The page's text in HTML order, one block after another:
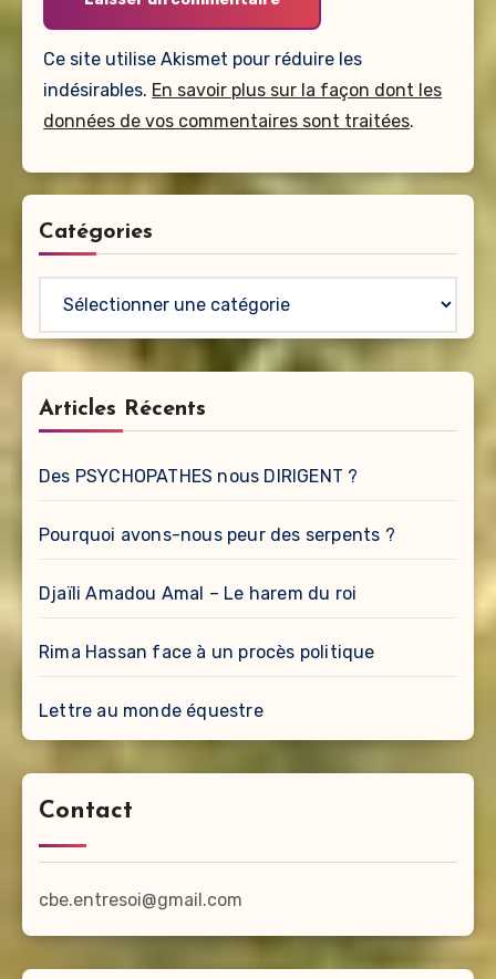
Ce site utilise Akismet pour réduire les
indésirables. En savoir plus sur la façon dont les
données de vos commentaires sont traitées.
Catégories
Articles Récents
Des PSYCHOPATHES nous DIRIGENT ?
Pourquoi avons-nous peur des serpents ?
Djaïli Amadou Amal – Le harem du roi
Rima Hassan face à un procès politique
Lettre au monde équestre
Contact
cbe.entresoi@gmail.com